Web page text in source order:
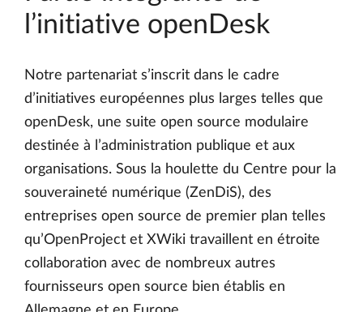
l’initiative openDesk
Notre partenariat s’inscrit dans le cadre
d’initiatives européennes plus larges telles que
openDesk, une suite open source modulaire
destinée à l’administration publique et aux
organisations. Sous la houlette du Centre pour la
souveraineté numérique (ZenDiS), des
entreprises open source de premier plan telles
qu’OpenProject et XWiki travaillent en étroite
collaboration avec de nombreux autres
fournisseurs open source bien établis en